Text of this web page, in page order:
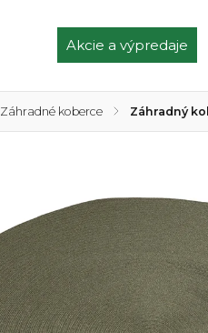
Akcie a výpredaje
Záhradné koberce / Záhradný